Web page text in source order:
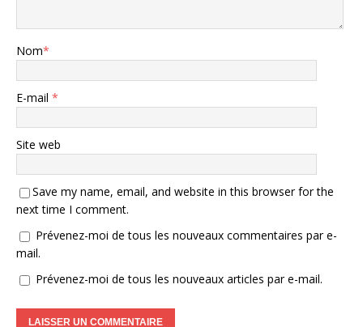
Nom*
E-mail *
Site web
Save my name, email, and website in this browser for the
next time I comment.
Prévenez-moi de tous les nouveaux commentaires par e-
mail.
Prévenez-moi de tous les nouveaux articles par e-mail.